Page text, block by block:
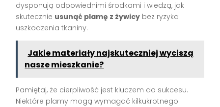
dysponują odpowiednimi środkami i wiedzą, jak
skutecznie usunąć plamę z żywicy bez ryzyka
uszkodzenia tkaniny.
Jakie materiały najskuteczniej wyciszą
nasze mieszkanie?
Pamiętaj, że cierpliwość jest kluczem do sukcesu.
Niektóre plamy mogą wymagać kilkukrotnego